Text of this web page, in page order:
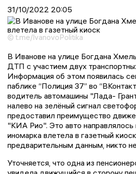
31/10/2022 20:05
© t.me/IvanovoPolitika
В Иванове на улице Богдана
ДТП с участием двух
Информация об этом появилась
паблике “Полиция 37” во
водитель автомашины "Лада-
налево на зелёный сигнал
предоставил преимущество
"КИА Рио". Это авто
иномарка влетела в газетный
предварительным данным, никто
Уточняется, что одна из